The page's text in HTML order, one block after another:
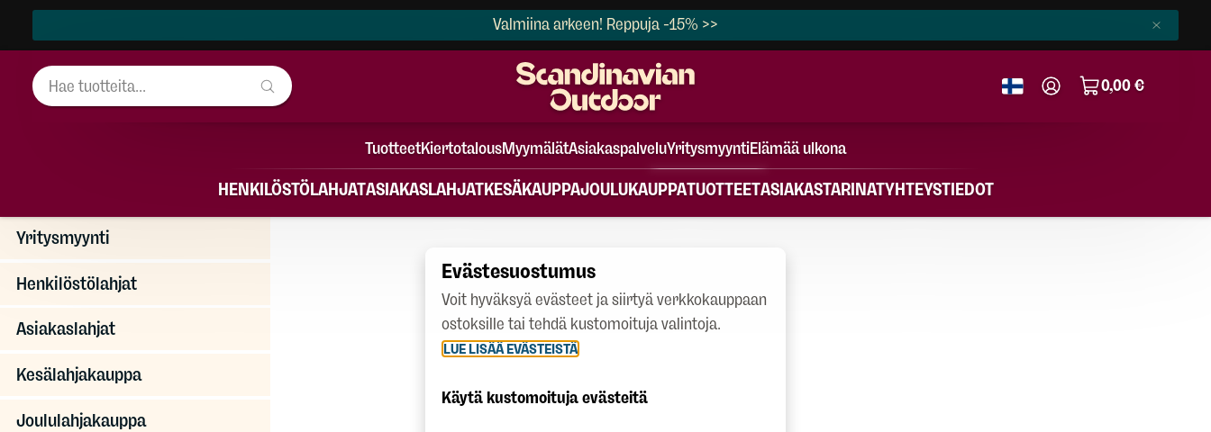
Valmiina arkeen! Reppuja -15% >>
0,00 €
TuotteetKiertotalousMyymälätAsiakaspalveluYritysmyyntiElämää ulkona
HENKILÖSTÖLAHJATASIAKASLAHJATKESÄKAUPPAJOULUKAUPPATUOTTEETASIAKASTARINATYHTEYSTIEDOT
Yritysmyynti
Henkilöstölahjat
Asiakaslahjat
Kesälahjakauppa
Joululahjakauppa
Evästesuostumus
Voit hyväksyä evästeet ja siirtyä verkkokauppaan
ostoksille tai tehdä kustomoituja valintoja.
LUE LISÄÄ EVÄSTEISTÄ
Käytä kustomoituja evästeitä